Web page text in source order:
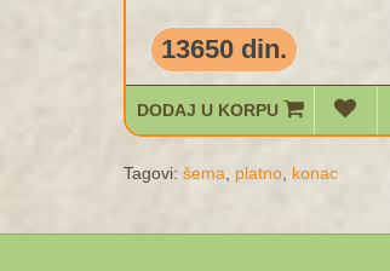
13650 din.
DODAJ U KORPU
Tagovi: šema platno konac